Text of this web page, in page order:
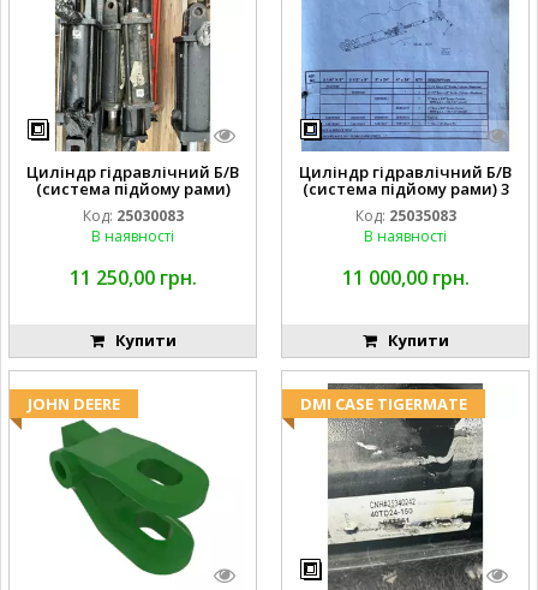
Циліндр гідравлічний Б/В
(система підйому рами)
3X8 87423768
Код: 25030083
В наявності
11 250,00 грн.
Купити
Циліндр гідравлічний Б/В
(система підйому рами) 3
1/2 84255910
Код: 25035083
В наявності
11 000,00 грн.
Купити
JOHN DEERE DMI CASE TIGERMATE